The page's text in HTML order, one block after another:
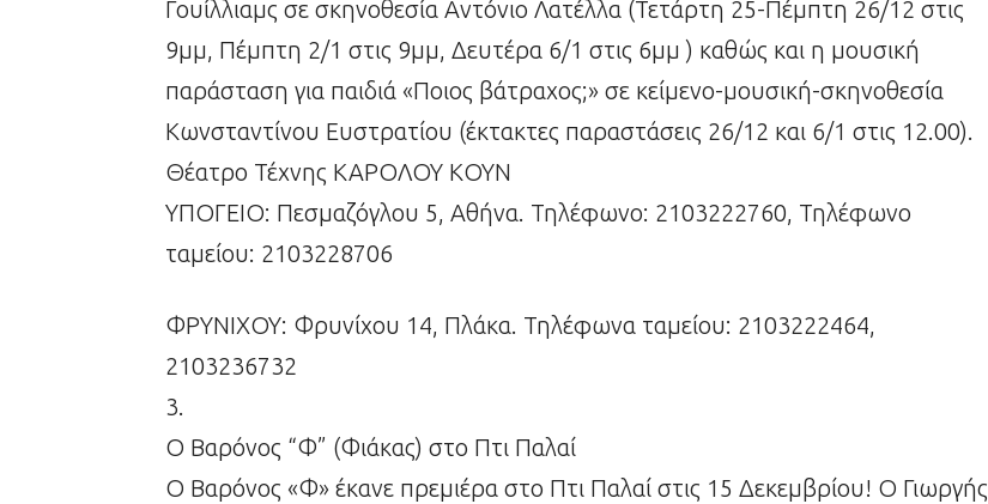
Γουίλλιαμς σε σκηνοθεσία Αντόνιο Λατέλλα (Τετάρτη 25-Πέμπτη 26/12 στις
9μμ, Πέμπτη 2/1 στις 9μμ, Δευτέρα 6/1 στις 6μμ ) καθώς και η μουσική
παράσταση για παιδιά «Ποιος βάτραχος;» σε κείμενο-μουσική-σκηνοθεσία
Κωνσταντίνου Ευστρατίου (έκτακτες παραστάσεις 26/12 και 6/1 στις 12.00).
Θέατρο Τέχνης ΚΑΡΟΛΟΥ ΚΟΥΝ
ΥΠΟΓΕΙΟ: Πεσμαζόγλου 5, Αθήνα. Τηλέφωνο: 2103222760, Τηλέφωνο
ταμείου: 2103228706
ΦΡΥΝΙΧΟΥ: Φρυνίχου 14, Πλάκα. Τηλέφωνα ταμείου: 2103222464,
2103236732
3.
Ο Βαρόνος “Φ” (Φιάκας) στο Πτι Παλαί
Ο Βαρόνος «Φ» έκανε πρεμιέρα στο Πτι Παλαί στις 15 Δεκεμβρίου! Ο Γιωργής